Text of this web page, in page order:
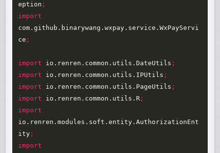
eption ;
import
com.github.binarywang.wxpay.service.WxPayServi
ce ;
import io.renren.common.utils.DateUtils ;
import
io.renren.common.utils.IPUtils ;
import
io.renren.common.utils.PageUtils ;
import
io.renren.common.utils.R ;
import
io.renren.modules.soft.entity.AuthorizationEnt
ity ;
import